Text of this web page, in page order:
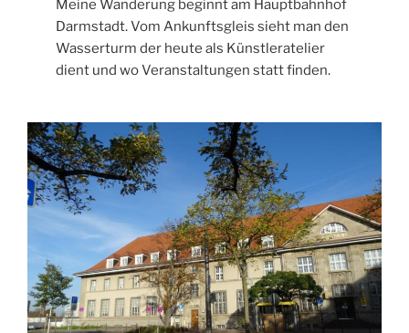
Meine Wanderung beginnt am Hauptbahnhof
Darmstadt. Vom Ankunftsgleis sieht man den
Wasserturm der heute als Künstleratelier
dient und wo Veranstaltungen statt finden.